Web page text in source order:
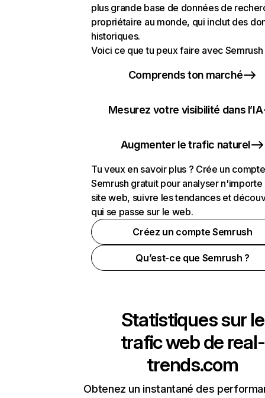
plus grande base de données de
propriétaire au monde, qui inclut des
historiques.
Voici ce que tu peux faire avec Semrush
Comprends ton marché
Mesurez votre visibilité dans l’IA
Augmenter le trafic naturel
Tu veux en savoir plus ? Crée un compte
Semrush gratuit pour analyser n'importe
site web, suivre les tendances et
qui se passe sur le web.
Créez un compte Semrush
Qu’est-ce que Semrush ?
Statistiques sur le
trafic web de real-
trends.com
Obtenez un instantané des